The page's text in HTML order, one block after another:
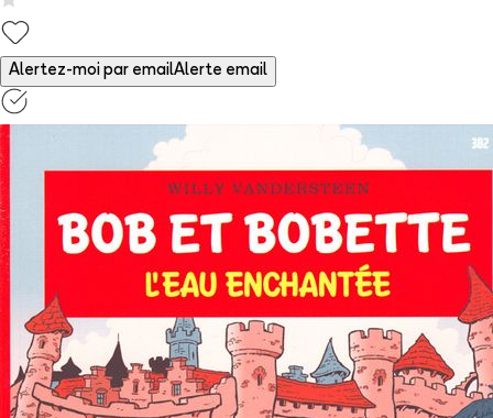
Alertez-moi par emailAlerte email